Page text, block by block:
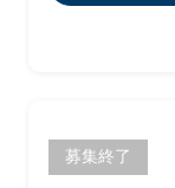
募集終了